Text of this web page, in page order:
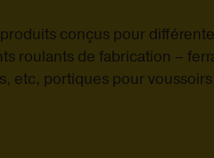
conçus pour
roulants de fabrication –
etc, portiques pour